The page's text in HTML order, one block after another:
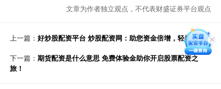
文章为作者独立观点，不代表财盛证券平台观点
上一篇： 好炒股配资平台 炒股配资网：助您资金倍增，轻松投资
下一篇： 期货配资是什么意思 免费体验金助你开启股票配资之
旅！